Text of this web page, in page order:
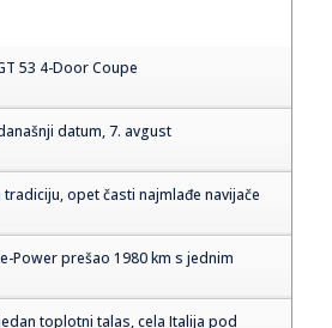
53 4-Door Coupe
datum, 7. avgust
tradiciju, opet časti najmlađe navijače
Power prešao 1980 km s jednim
toplotni talas, cela Italija pod